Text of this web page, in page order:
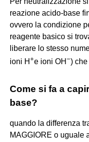
reazione acido-base
ovvero la condizione
reagente basico si
liberare lo stesso
ioni H +e ioni OH −)
Come si fa a
base?
quando la differenza
MAGGIORE o uguale